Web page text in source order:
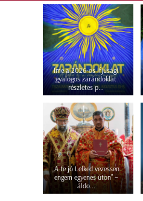
Íme a 2026-os ifjúsági
gyalogos zarándoklat
részletes p...
„A te jó Lelked vezessen
engem egyenes úton” –
áldo...